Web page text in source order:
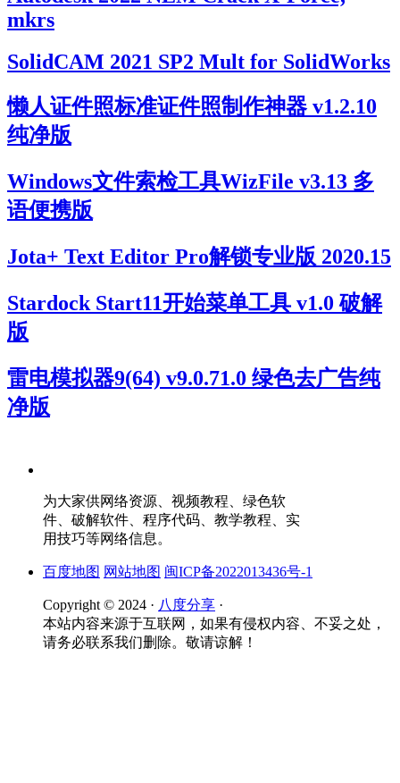
mkrs
SolidCAM 2021 SP2 Mult for SolidWorks
懒人证件照标准证件照制作神器 v1.2.10
纯净版
Windows文件索检工具WizFile v3.13 多
语便携版
Jota+ Text Editor Pro解锁专业版 2020.15
Stardock Start11开始菜单工具 v1.0 破解
版
雷电模拟器9(64) v9.0.71.0 绿色去广告纯
净版
为大家供网络资源、视频教程、绿色软
件、破解软件、程序代码、教学教程、实
用技巧等网络信息。
百度地图 网站地图 闽ICP备2022013436号-1
Copyright © 2024 · 八度分享 ·
本站内容来源于互联网，如果有侵权内容、不妥之处，
请务必联系我们删除。敬请谅解！